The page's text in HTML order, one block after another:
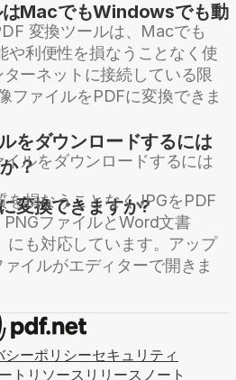
はMacでもWindowsでも動
変換ツールは、Macでも
や利便性を損なうことなく使
ーネットに接続している限
ファイルをPDFに変換できま
をダウンロードするには
？
ルをダウンロードするには
変換できますか?
を損なうことなくJPGをPDF
ファイルとWord文書
にも対応しています。アップ
イルがエディターで開きま
シーポリシーセキュリティ
ト リソース リリースノート